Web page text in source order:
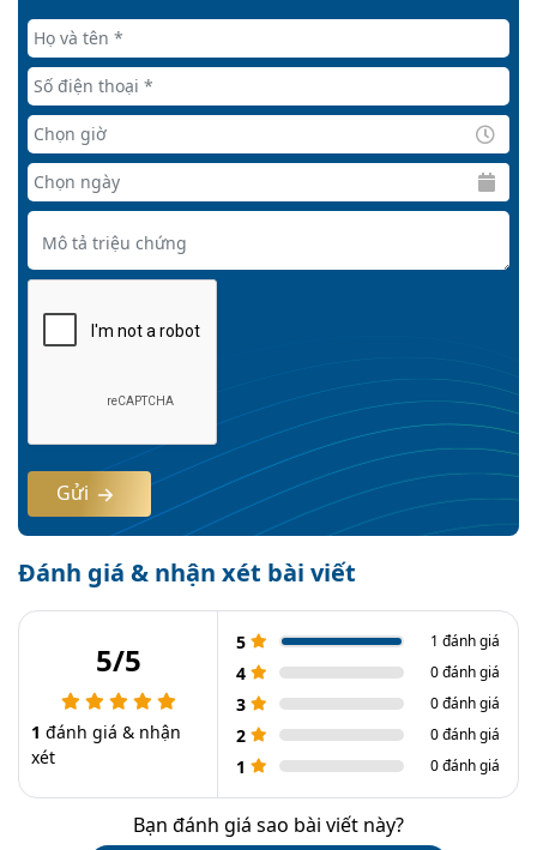
Gửi
Đánh giá & nhận xét bài viết
5/5
1 đánh giá & nhận
xét
5 1 đánh giá
4 0 đánh giá
3 0 đánh giá
2 0 đánh giá
1 0 đánh giá
Bạn đánh giá sao bài viết này?